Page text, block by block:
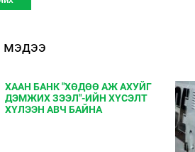
мэдээ
ХААН БАНК "ХӨДӨӨ АЖ АХУЙГ
ДЭМЖИХ ЗЭЭЛ"-ИЙН ХҮСЭЛТ
ХҮЛЭЭН АВЧ БАЙНА